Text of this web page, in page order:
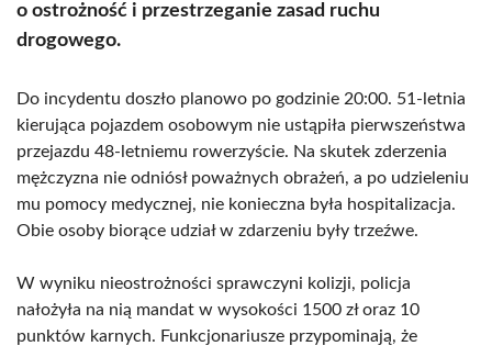
o ostrożność i przestrzeganie zasad ruchu
drogowego.
Do incydentu doszło planowo po godzinie 20:00. 51-letnia
kierująca pojazdem osobowym nie ustąpiła pierwszeństwa
przejazdu 48-letniemu rowerzyście. Na skutek zderzenia
mężczyzna nie odniósł poważnych obrażeń, a po udzieleniu
mu pomocy medycznej, nie konieczna była hospitalizacja.
Obie osoby biorące udział w zdarzeniu były trzeźwe.
W wyniku nieostrożności sprawczyni kolizji, policja
nałożyła na nią mandat w wysokości 1500 zł oraz 10
punktów karnych. Funkcjonariusze przypominają, że